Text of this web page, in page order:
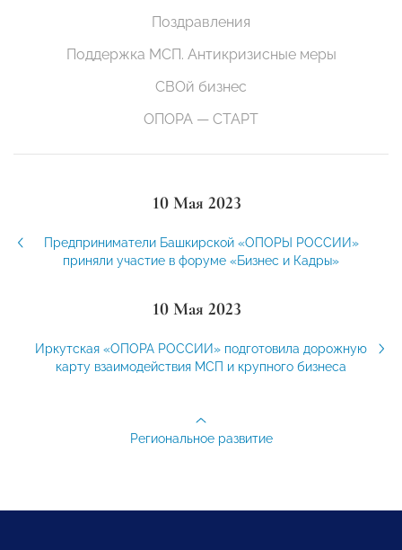
Поздравления
Поддержка МСП. Антикризисные меры
СВОй бизнес
ОПОРА — СТАРТ
10 Мая 2023
Предприниматели Башкирской «ОПОРЫ РОССИИ»
приняли участие в форуме «Бизнес и Кадры»
10 Мая 2023
Иркутская «ОПОРА РОССИИ» подготовила дорожную
карту взаимодействия МСП и крупного бизнеса
Региональное развитие